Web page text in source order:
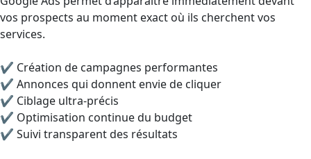
vos prospects au moment exact où ils cherchent vos
services.
✔ Création de campagnes performantes
✔ Annonces qui donnent envie de cliquer
✔ Ciblage ultra-précis
✔ Optimisation continue du budget
✔ Suivi transparent des résultats